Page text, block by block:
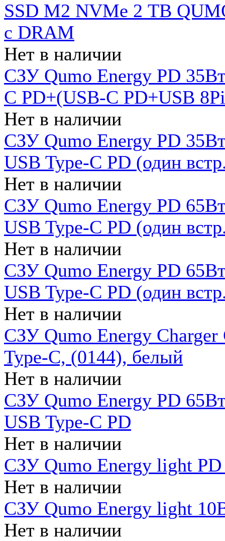
SSD M2 NVMe 2 ТB
c DRAM
Нет в наличии
СЗУ Qumo Energy PD
C PD+(USB-C PD+USB
Нет в наличии
СЗУ Qumo Energy PD
USB Type-C PD (один
Нет в наличии
СЗУ Qumo Energy PD
USB Type-C PD (один
Нет в наличии
СЗУ Qumo Energy PD
USB Type-C PD (один
Нет в наличии
СЗУ Qumo Energy
Type-C, (0144), белый
Нет в наличии
СЗУ Qumo Energy PD
USB Type-C PD
Нет в наличии
СЗУ Qumo Energy light
Нет в наличии
СЗУ Qumo Energy light
Нет в наличии